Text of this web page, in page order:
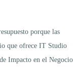
porque las
que ofrece IT Studio
Impacto en el Negocio